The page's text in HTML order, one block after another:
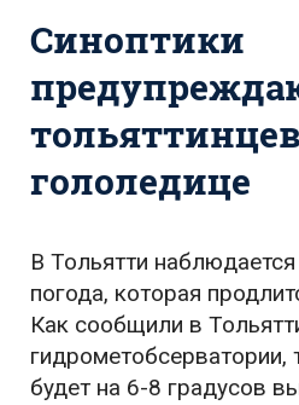
Ремонт Обводного шоссе
Набережная Тольятти
Неделя Тольятти
Синоптики
гололедице
В Тольятти
погода, которая
Как сообщили в
гидрометобсерватории,
будет на 6-8 градусов